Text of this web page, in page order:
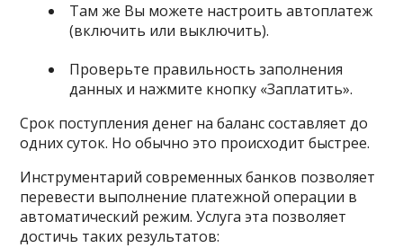
Там же Вы можете настроить автоплатеж
(включить или выключить).
Проверьте правильность заполнения
данных и нажмите кнопку «Заплатить».
Срок поступления денег на баланс составляет до
одних суток. Но обычно это происходит быстрее.
Инструментарий современных банков позволяет
перевести выполнение платежной операции в
автоматический режим. Услуга эта позволяет
достичь таких результатов: